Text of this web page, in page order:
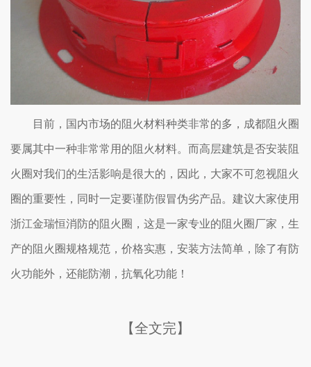
目前，国内市场的阻火材料种类非常的多，成都阻火圈
要属其中一种非常常用的阻火材料。而高层建筑是否安装阻
火圈对我们的生活影响是很大的，因此，大家不可忽视阻火
圈的重要性，同时一定要谨防假冒伪劣产品。建议大家使用
浙江金瑞恒消防的阻火圈，这是一家专业的阻火圈厂家，生
产的阻火圈规格规范，价格实惠，安装方法简单，除了有防
火功能外，还能防潮，抗氧化功能！
【全文完】